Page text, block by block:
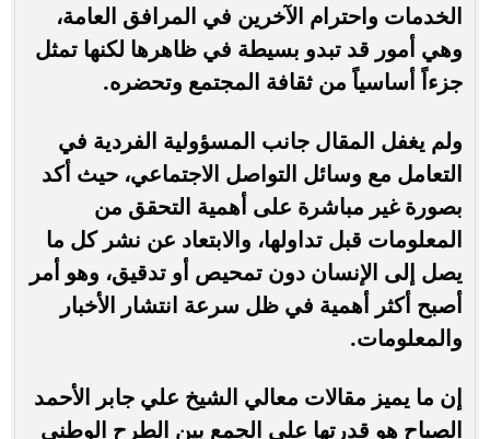
الخدمات واحترام الآخرين في المرافق العامة،
وهي أمور قد تبدو بسيطة في ظاهرها لكنها تمثل
جزءاً أساسياً من ثقافة المجتمع وتحضره.
ولم يغفل المقال جانب المسؤولية الفردية في
التعامل مع وسائل التواصل الاجتماعي، حيث أكد
بصورة غير مباشرة على أهمية التحقق من
المعلومات قبل تداولها، والابتعاد عن نشر كل ما
يصل إلى الإنسان دون تمحيص أو تدقيق، وهو أمر
أصبح أكثر أهمية في ظل سرعة انتشار الأخبار
والمعلومات.
إن ما يميز مقالات معالي الشيخ علي جابر الأحمد
الصباح هو قدرتها على الجمع بين الطرح الوطني